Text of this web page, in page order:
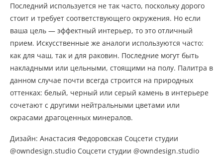
Последний используется не так часто, поскольку дорого
стоит и требует соответствующего окружения. Но если
ваша цель — эффектный интерьер, то это отличный
прием. Искусственные же аналоги используются часто:
как для чаш, так и для раковин. Последние могут быть
накладными или цельными, стоящими на полу. Палитра в
данном случае почти всегда строится на природных
оттенках: белый, черный или серый камень в интерьере
сочетают с другими нейтральными цветами или
окрасами драгоценных минералов.
Дизайн: Анастасия Федоровская Соцсети студии
@owndesign.studio Соцсети студии @owndesign.studio